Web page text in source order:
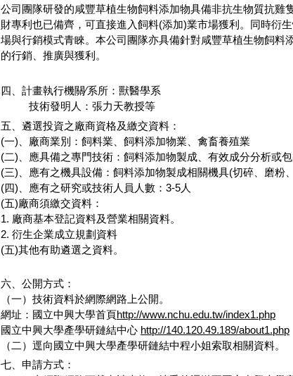
公司團隊研發的咸豐草植生物飼料添加物具備非抗生物質抗雞
財專利也已備齊，可直接進入飼料(添加)業市場獲利。同時衍
場與行銷模式青睞。本公司團隊亦具備針對咸豐草植生物飼料
的行銷、推廣與獲利。
四、計畫執行機關∕系所：獸醫學系
技術發明人：張力天教授等
五、遴選投資之廠商資格及繳交資料：
(一)、廠商業別：飼料業、飼料添加物業、禽畜養殖業
(二)、應具備之專門技術：飼料添加物製成、有效成分分析或包
(三)、應有之機具設備：飼料添加物製成相關機具(切碎、磨粉
(四)、應有之研究或技術人員人數：3-5人
(五)廠商須繳交資料：
1. 廠商基本登記資料及營業相關資料。
2. 衍生企業成立規劃資料
(五)其他有助遴選之資料。
六、公開方式：
（一）技術資料於網際網路上公開。
網址：國立中興大學首頁http://www.nchu.edu.tw/index1.php
國立中興大學產學研鏈結中心 http://140.120.49.189/about1.php
（二）逕向國立中興大學產學研鏈結中程小姐索取相關資料。
七、申請方式：